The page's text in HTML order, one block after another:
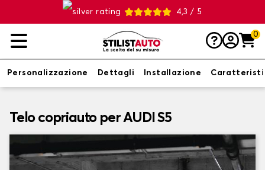
4,3 / 5
0
Personalizzazione Dettagli Installazione
Telo copriauto per AUDI S5